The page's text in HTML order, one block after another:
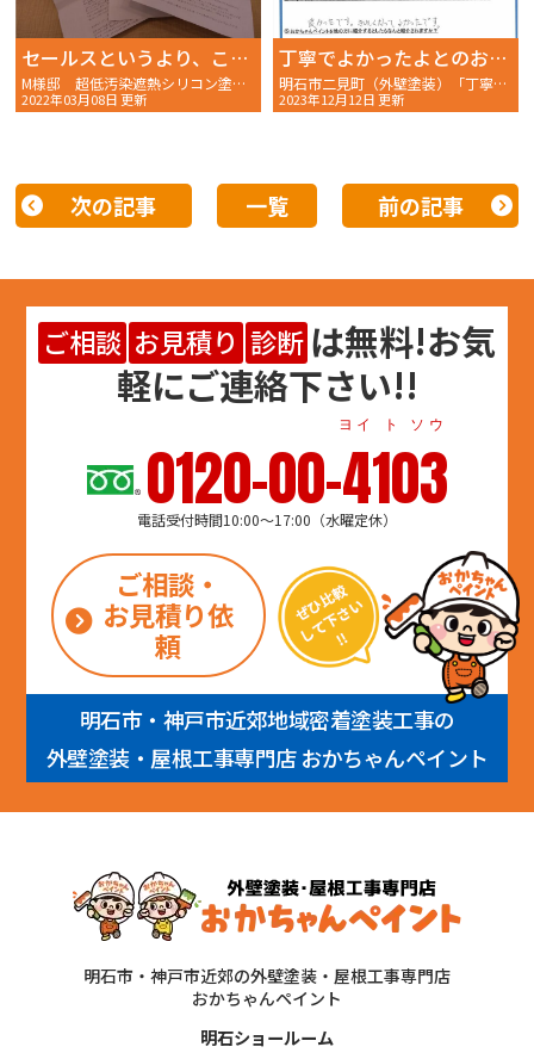
セールスというより、こうしましょうか？という感じで寄り添ってもらえました。
M様邸 超低汚染遮熱シリコン塗料プラン 〜外壁塗装・屋根塗装を終えて〜おかちゃんペイント
2022年03月08日 更新
丁寧でよかったよとのお声を頂きました
明石市二見町（外壁塗装）「丁寧でよかったよ」I様〜完工後アンケート〜
2023年12月12日 更新
次の記事 一覧 前の記事
ご相談 お見積り 診断 は無料!お気
軽にご連絡下さい!!
0120-00-4103
ヨイ ト ソウ
電話受付時間10:00～17:00（水曜定休）
ご相談・
お見積り依
頼
明石市・神戸市近郊地域密着塗装工事の
外壁塗装・屋根工事専門店 おかちゃんペイント
明石市・神戸市近郊の外壁塗装・屋根工事専門店
おかちゃんペイント
明石ショールーム